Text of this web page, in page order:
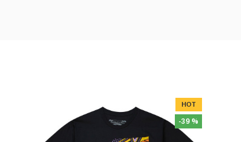
HOT
-39 %